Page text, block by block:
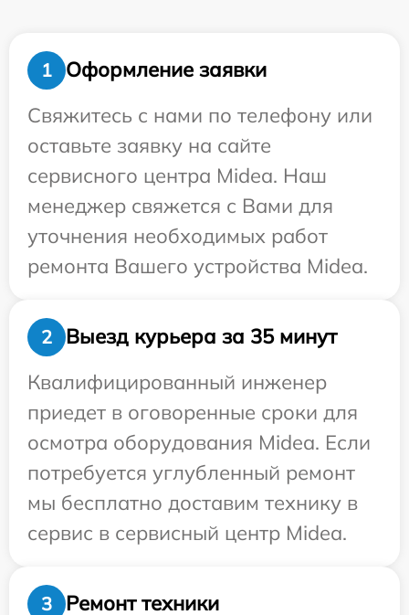
1
Оформление заявки
Свяжитесь с нами по телефону или
оставьте заявку на сайте
сервисного центра Midea. Наш
менеджер свяжется с Вами для
уточнения необходимых работ
ремонта Вашего устройства Midea.
2
Выезд курьера за 35 минут
Квалифицированный инженер
приедет в оговоренные сроки для
осмотра оборудования Midea. Если
потребуется углубленный ремонт
мы бесплатно доставим технику в
сервис в сервисный центр Midea.
3
Ремонт техники